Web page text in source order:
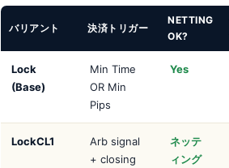
バリアント 決済トリガー
NETTING
OK?
Lock
(Base)
Min Time
OR Min
Pips
Yes
LockCL1
Arb signal
+ closing
ネッテ
ィング